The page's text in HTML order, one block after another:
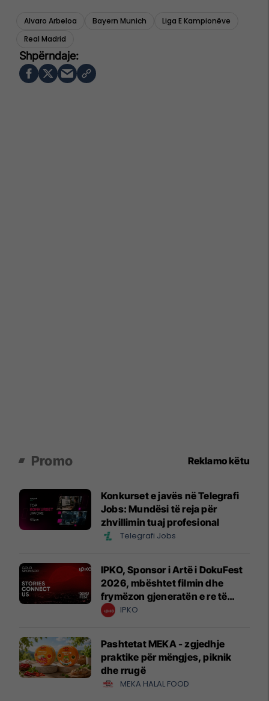
Alvaro Arbeloa Bayern Munich
Liga E Kampionëve
Real Madrid
Promo Reklamo këtu
Konkurset e javës në Telegrafi
Jobs: Mundësi të reja për
zhvillimin tuaj profesional
Telegrafi Jobs
IPKO, Sponsor i Artë i DokuFest
2026, mbështet filmin dhe
frymëzon gjeneratën e re të
krijuesve
IPKO
Pashtetat MEKA - zgjedhje
praktike për mëngjes, piknik
dhe rrugë
MEKA HALAL FOOD